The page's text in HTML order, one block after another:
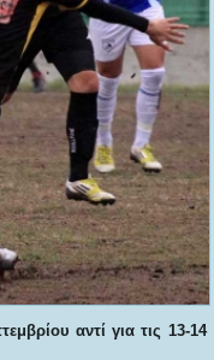
αντί για τις 13-14